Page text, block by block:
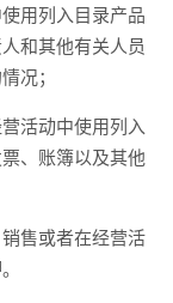
用列入目录产品
和其他有关人员
况；
活动中使用列入
、账簿以及其他
售或者在经营活